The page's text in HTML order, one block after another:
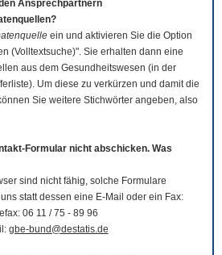
Ansprechpartnern
ein und aktivieren Sie die Option
(Volltextsuche)". Sie erhalten dann eine
aus dem Gesundheitswesen (in der
Um diese zu verkürzen und damit die
Sie weitere Stichwörter angeben, also
Formular nicht abschicken. Was
sind nicht fähig, solche Formulare
statt dessen eine E-Mail oder ein Fax:
06 11 / 75 - 89 96
gbe-bund@destatis.de